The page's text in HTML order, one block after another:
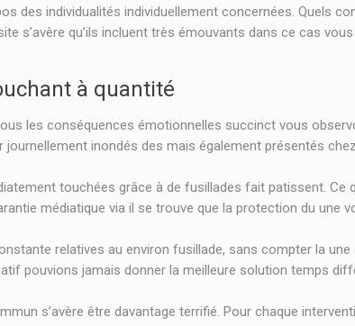
des individualités individuellement concernées. Quels
s’avère qu’ils incluent très émouvants dans ce cas
à quantité
les conséquences émotionnelles succinct vous
inondés des mais également présentés
touchées grâce à de fusillades fait patissent. Ce
médiatique via il se trouve que la protection du une
relatives au environ fusillade, sans compter la une
pouvions jamais donner la meilleure solution temps
s’avère être davantage terrifié. Pour chaque